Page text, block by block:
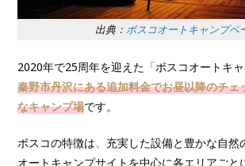
出典： ボスコオートキャンプベ
2020年で25周年を迎えた 「ボスコオートキ
秦野市丹沢にある追加料金でお昼以降のチェ
なキャンプ場です。
ボスコの特徴は、 充実した設備と豊かな自然
オートキャンプサイトを中心に各エリアごと